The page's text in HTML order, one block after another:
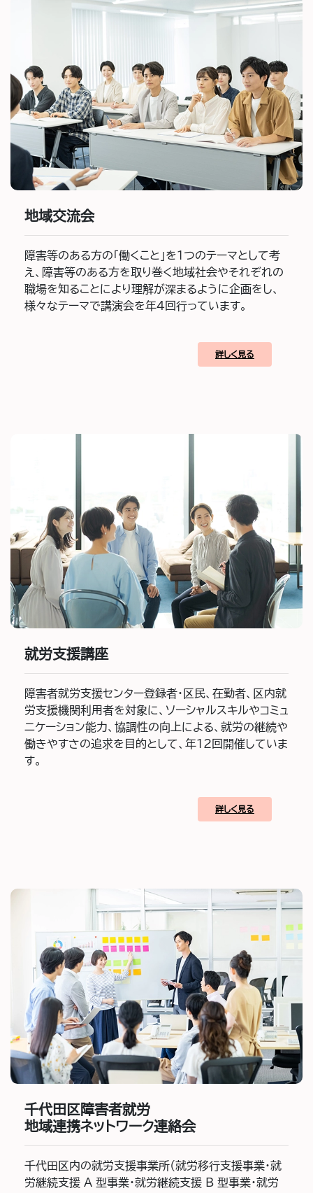
地域交流会
障害等のある方の「働くこと」を1つのテーマとして考
え、障害等のある方を取り巻く地域社会やそれぞれの
職場を知ることにより理解が深まるように企画をし、
様々なテーマで講演会を年4回行っています。
詳しく見る
就労支援講座
障害者就労支援センター登録者・区民、在勤者、区内就
労支援機関利用者を対象に、ソーシャルスキルやコミュ
ニケーション能力、協調性の向上による、就労の継続や
働きやすさの追求を目的として、年12回開催していま
す。
詳しく見る
千代田区障害者就労
地域連携ネットワーク連絡会
千代田区内の就労支援事業所（就労移行支援事業・就
労継続支援 A 型事業・就労継続支援 B 型事業・就労